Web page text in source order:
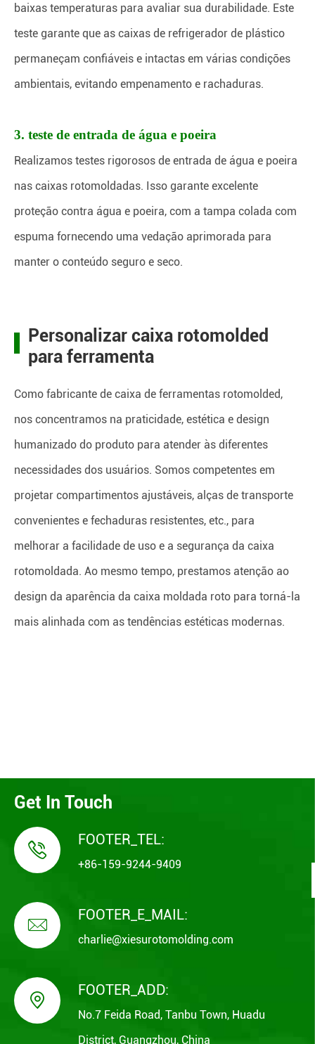
baixas temperaturas para avaliar sua durabilidade. Este
teste garante que as caixas de refrigerador de plástico
permaneçam confiáveis e intactas em várias condições
ambientais, evitando empenamento e rachaduras.
3. teste de entrada de água e poeira
Realizamos testes rigorosos de entrada de água e poeira
nas caixas rotomoldadas. Isso garante excelente
proteção contra água e poeira, com a tampa colada com
espuma fornecendo uma vedação aprimorada para
manter o conteúdo seguro e seco.
Personalizar caixa rotomolded
para ferramenta
Como fabricante de caixa de ferramentas rotomolded,
nos concentramos na praticidade, estética e design
humanizado do produto para atender às diferentes
necessidades dos usuários. Somos competentes em
projetar compartimentos ajustáveis, alças de transporte
convenientes e fechaduras resistentes, etc., para
melhorar a facilidade de uso e a segurança da caixa
rotomoldada. Ao mesmo tempo, prestamos atenção ao
design da aparência da caixa moldada roto para torná-la
mais alinhada com as tendências estéticas modernas.
Get In Touch
 FOOTER_TEL:
+86-159-9244-9409
 FOOTER_E_MAIL:
charlie@xiesurotomolding.com
 FOOTER_ADD:
No.7 Feida Road, Tanbu Town, Huadu
District, Guangzhou, China